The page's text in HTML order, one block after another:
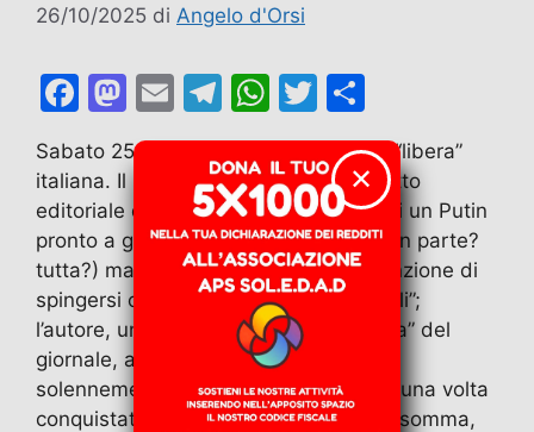
26/10/2025 di Angelo d'Orsi
F
c
e
b
o
o
k
M
a
st
o
d
o
n
E
m
T
el
e
gr
a
m
W
h
at
s
A
p
p
T
w
itt
er
o
n
di
vi
Sabato 25 ottobre. Sfoglio la stampa “libera”
italiana. Il Corriere della Serain un dotto
editoriale di Panebianco ci racconta di un Putin
pronto a ghermire non solo l’Ucraina (in parte?
tutta?) ma animato dalla segreta intenzione di
spingersi oltre, nelle sue mire “imperiali”;
l’autore, uno degli editorialisti “di punta” del
giornale, avverte indirettamente ma
solennemente il presidente russo che una volta
conquistati territori esterni, stranieri insomma,
✕